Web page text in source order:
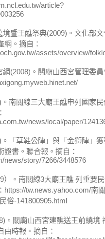
article?
境暨王醮祭典(2009)。文化部
網。摘自：
assets/overview/
網(2008)。關廟山西宮管理委
南關線三大廟王醮申列國家
news/local/paper/
「草鞋公陣」與「金獅陣」
證書。聯合報。摘自：
news/story/7266/3448576
）。南關線3大廟王醮 列重要
https://tw.news.yahoo.com/南
俗-141800905.html
。關廟山西宮建醮送王前繞境
由時報。摘自：